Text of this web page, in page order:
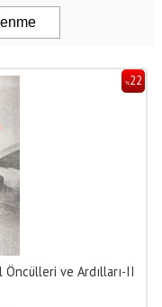
%22
ve Ardılları-II